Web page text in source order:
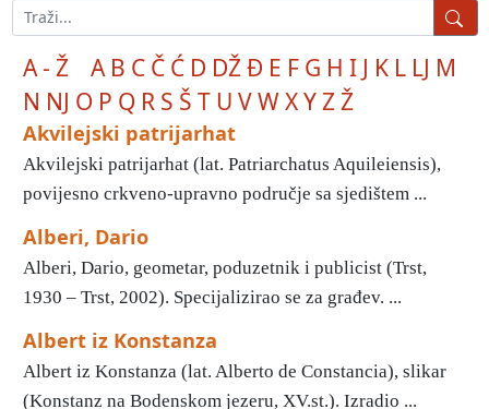
A - Ž A B C Č Ć D DŽĐ E F G H I J K L LJ M
N NJ O P Q R S Š T U VWXYZŽ
Akvilejski patrijarhat
Akvilejski patrijarhat (lat. Patriarchatus Aquileiensis),
povijesno crkveno-upravno područje sa sjedištem ...
Alberi, Dario
Alberi, Dario, geometar, poduzetnik i publicist (Trst,
1930 – Trst, 2002). Specijalizirao se za građev. ...
Albert iz Konstanza
Albert iz Konstanza (lat. Alberto de Constancia), slikar
(Konstanz na Bodenskom jezeru, XV.st.). Izradio ...